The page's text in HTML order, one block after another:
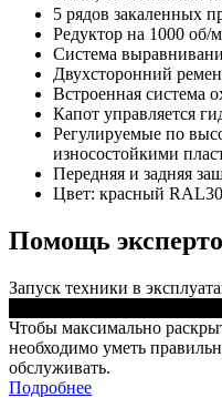
5 рядов закаленных
Редуктор на 1000
Система
Двухсторонний
Встроенная система
Капот управляется
Регулируемые по
износостойкими
Передняя и задняя
Цвет: красный
Помощь
Запуск техники в
Чтобы максимально
необходимо уметь
обслуживать.
Подробнее